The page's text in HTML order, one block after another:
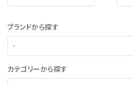
ブランドから探す
カテゴリーから探す